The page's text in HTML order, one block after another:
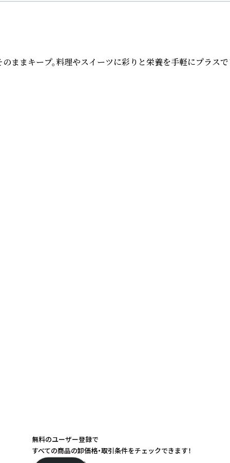
キープ。料理やスイーツに彩りと栄養を手軽にプラ
無料のユーザー登録で
すべての商品の卸価格・取引条件をチェックできます！